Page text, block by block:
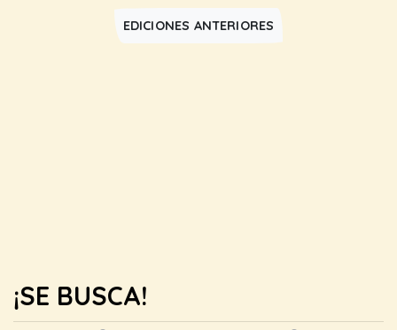
EDICIONES ANTERIORES
¡SE BUSCA!